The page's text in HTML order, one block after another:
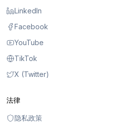
LinkedIn
Facebook
YouTube
TikTok
X (Twitter)
法律
隐私政策